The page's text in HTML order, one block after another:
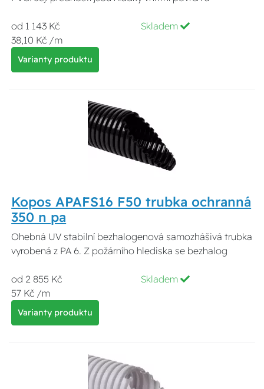
od 1 143 Kč
38,10 Kč /m
Skladem
Varianty produktu
Kopos APAFS16 F50 trubka ochranná
350 n pa
Ohebná UV stabilní bezhalogenová samozhášivá trubka
vyrobená z PA 6. Z požárního hlediska se bezhalog
od 2 855 Kč
57 Kč /m
Skladem
Varianty produktu